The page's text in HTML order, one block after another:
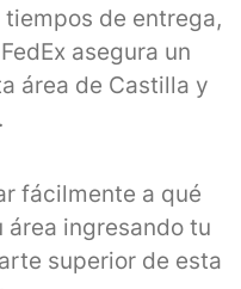
de entrega,
asegura un
área de Castilla y
fácilmente a qué
área ingresando tu
superior de esta